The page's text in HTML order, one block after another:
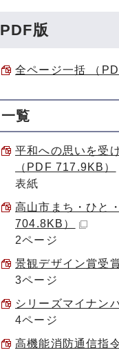
PDF版
全ページ一括 （
一覧
平和への思いを受
（PDF 717.9KB）
表紙
高山市まち・ひと
704.8KB）
2ページ
景観デザイン賞受
3ページ
シリーズマイナン
4ページ
高機能消防通信指